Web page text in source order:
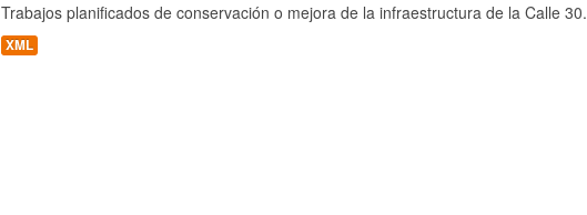
Trabajos planificados de conservación o mejora de la infraestructura de la Calle 30.
XML